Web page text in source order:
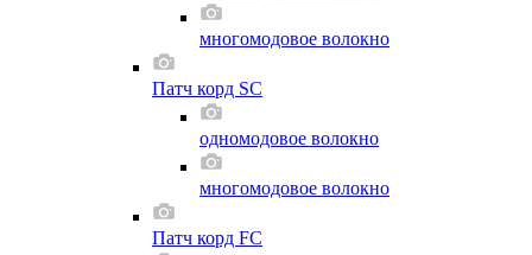
многомодовое волокно
Патч корд SC
одномодовое волокно
многомодовое волокно
Патч корд FC